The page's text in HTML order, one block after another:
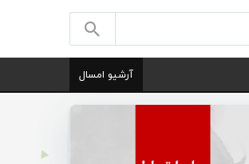
آرشیو امسال